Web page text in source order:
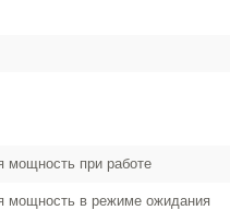
мощность при работе
мощность в режиме ожидания